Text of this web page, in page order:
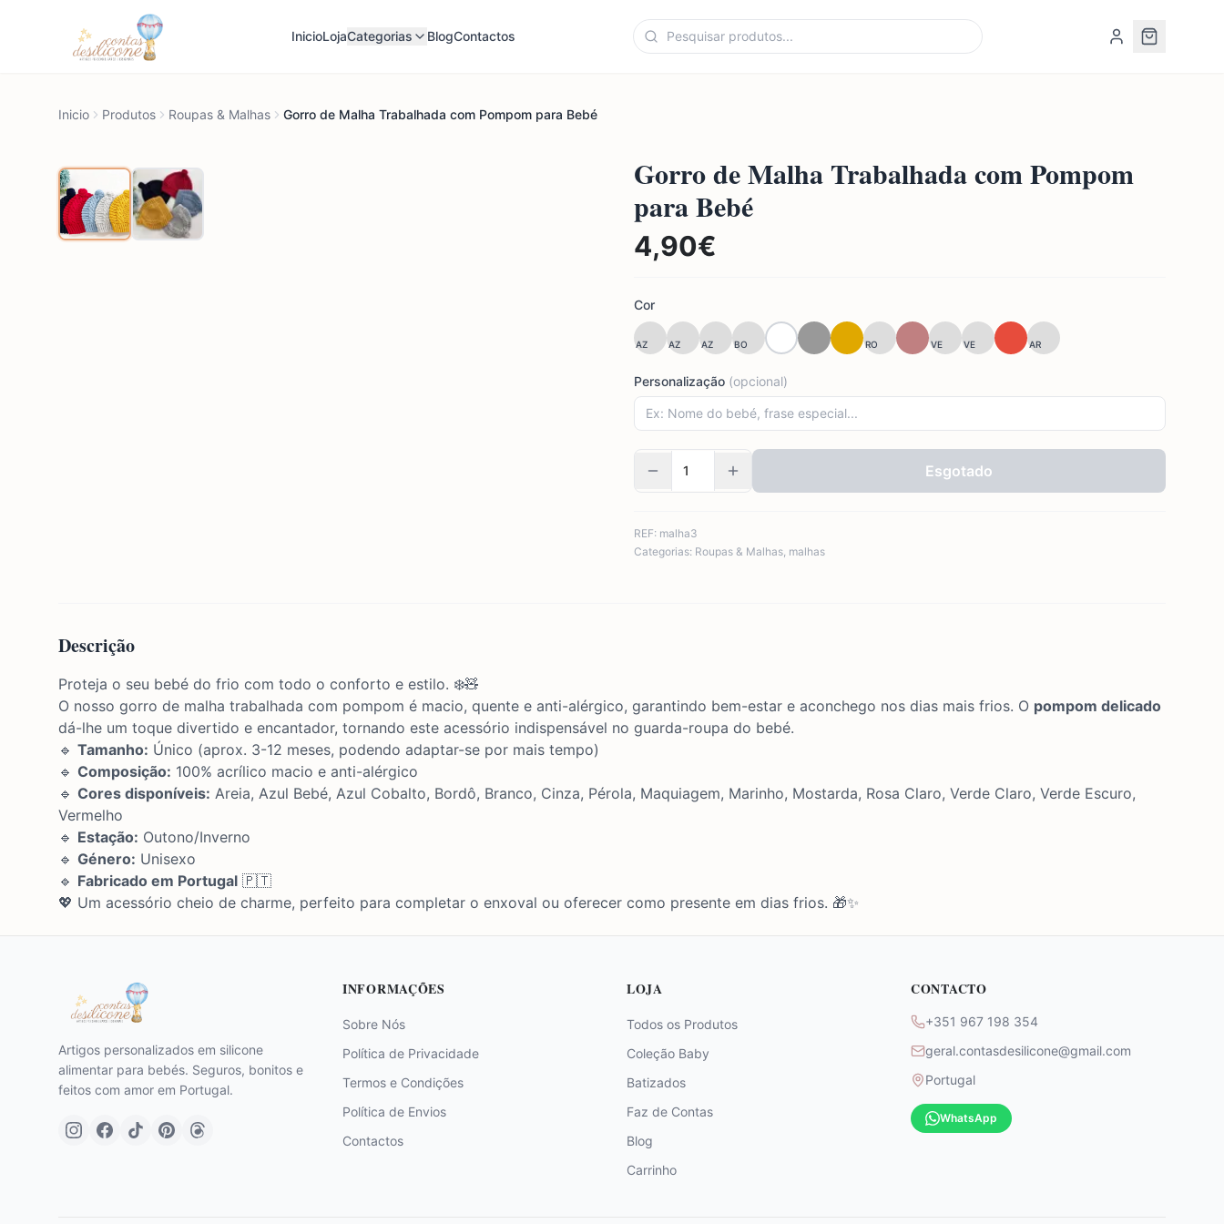
InicioLojaCategorias BlogContactos
Inicio Produtos Roupas & Malhas Gorro de Malha Trabalhada com Pompom para Bebé
Gorro de Malha Trabalhada com Pompom
para Bebé
4,90€
Cor
AZ AZ AZ BO RO VE VE AR
Personalização (opcional)
Esgotado
REF: malha3
Categorias: Roupas & Malhas, malhas
Descrição
Proteja o seu bebé do frio com todo o conforto e estilo. ❄️🧸
O nosso gorro de malha trabalhada com pompom é macio, quente e anti-alérgico, garantindo bem-estar e aconchego nos dias mais frios. O pompom delicado
dá-lhe um toque divertido e encantador, tornando este acessório indispensável no guarda-roupa do bebé.
🔹 Tamanho: Único (aprox. 3-12 meses, podendo adaptar-se por mais tempo)
🔹 Composição: 100% acrílico macio e anti-alérgico
🔹 Cores disponíveis: Areia, Azul Bebé, Azul Cobalto, Bordô, Branco, Cinza, Pérola, Maquiagem, Marinho, Mostarda, Rosa Claro, Verde Claro, Verde Escuro,
Vermelho
🔹 Estação: Outono/Inverno
🔹 Género: Unisexo
🔹 Fabricado em Portugal 🇵🇹
💖 Um acessório cheio de charme, perfeito para completar o enxoval ou oferecer como presente em dias frios. 🎁✨
Artigos personalizados em silicone
alimentar para bebés. Seguros, bonitos e
feitos com amor em Portugal.
INFORMAÇÕES
Sobre Nós
Política de Privacidade
Termos e Condições
Política de Envios
Contactos
LOJA
Todos os Produtos
Coleção Baby
Batizados
Faz de Contas
Blog
Carrinho
CONTACTO
+351 967 198 354
geral.contasdesilicone@gmail.com
Portugal
WhatsApp